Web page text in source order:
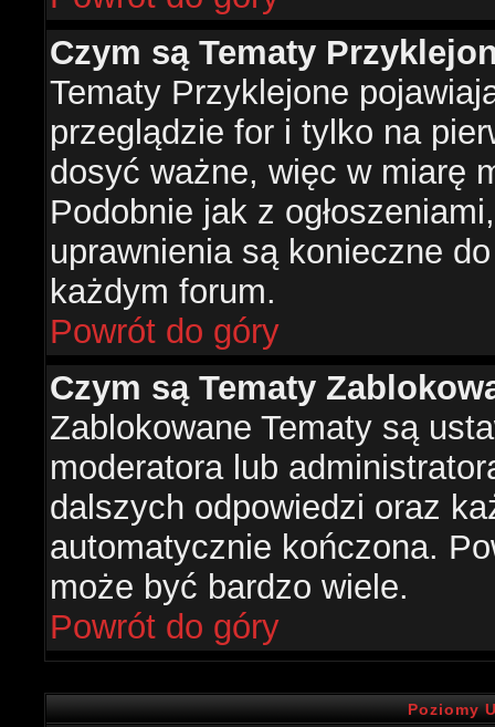
Czym są Tematy
Tematy Przyklejone
przeglądzie for i tylko na
dosyć ważne, więc w miarę
Podobnie jak z
uprawnienia są konieczne
każdym forum.
Powrót do góry
Czym są Tematy
Zablokowane Tematy są
moderatora lub
dalszych odpowiedzi oraz
automatycznie kończona.
może być bardzo wiele.
Powrót do góry
Poziomy